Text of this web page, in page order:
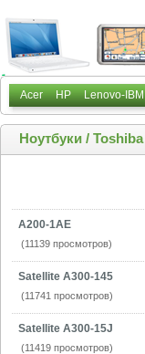
Acer HP Lenovo-IBM
Ноутбуки / Toshiba
A200-1AE
(11139 просмотров)
Satellite A300-145
(11741 просмотров)
Satellite A300-15J
(11419 просмотров)